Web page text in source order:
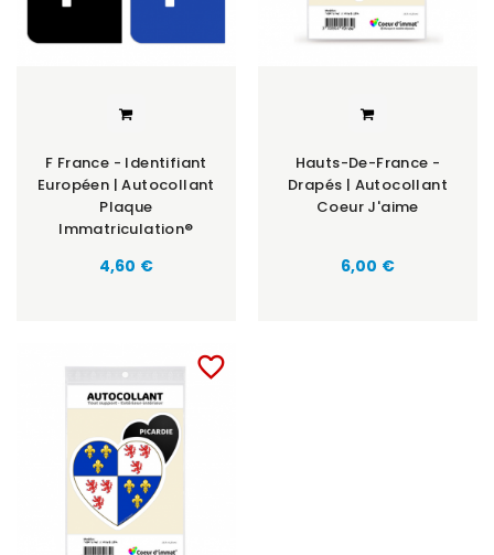
F France - Identifiant
Européen | Autocollant
Plaque
Immatriculation®
Prix
4,60 €
Hauts-De-France -
Drapés | Autocollant
Coeur J'aime
Prix
6,00 €
favorite_border